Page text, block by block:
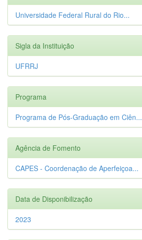
Universidade Federal Rural do Rio...
Sigla da Instituição
UFRRJ
Programa
Programa de Pós-Graduação em Ciên...
Agência de Fomento
CAPES - Coordenação de Aperfeiçoa...
Data de Disponibilização
2023